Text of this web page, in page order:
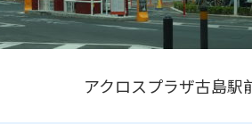
アクロスプラザ古島駅